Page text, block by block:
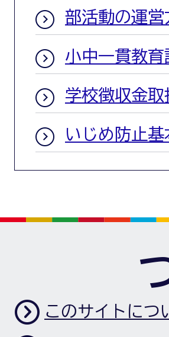
部活動の運
小中一貫教
学校徴収金
いじめ防止基
このサイトにつ